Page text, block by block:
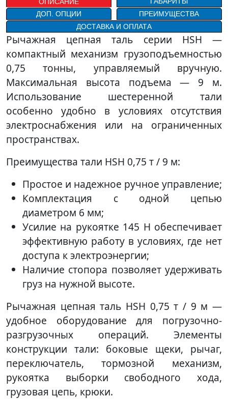
ДОП. ОПЦИИ
ПРЕИМУЩЕСТВА
ДОСТАВКА И ОПЛАТА
Рычажная цепная таль серии HSH —
компактный механизм грузоподъемностью
0,75 тонны, управляемый вручную.
Максимальная высота подъема — 9 м.
Использование шестеренной тали
особенно удобно в условиях отсутствия
электроснабжения или на ограниченных
пространствах.
Преимущества тали HSH 0,75 т / 9 м:
Простое и надежное ручное управление;
Комплектация с одной цепью
диаметром 6 мм;
Усилие на рукоятке 145 H обеспечивает
эффективную работу в условиях, где нет
доступа к электроэнергии;
Наличие стопора позволяет удерживать
груз на нужной высоте.
Рычажная цепная таль HSH 0,75 т / 9 м —
удобное оборудование для погрузочно-
разгрузочных операций. Элементы
конструкции тали: боковые щеки, рычаг,
переключатель, тормозной механизм,
рукоятка выборки свободного хода,
грузовая цепь, крюки.